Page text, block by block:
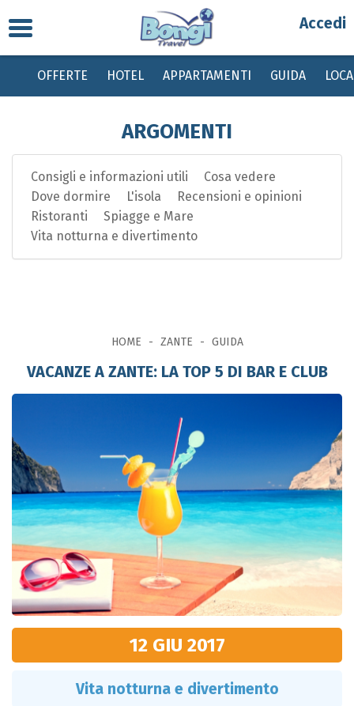
Toggle
OFFERTE HOTEL APPARTAMENTI GUIDA
Partenza
Periodo
Passeggeri
Bambini gratis da 0 a 2 anni, dai 2 ai 12 anni sconto del 20% su quota base
con tasse invariate
ARGOMENTI
Consigli e informazioni utili
Cosa vedere
Dove dormire
L'isola
Recensioni e opinioni
Ristoranti
Spiagge e Mare
Vita notturna e divertimento
HOME ZANTE GUIDA
VACANZE A ZANTE: LA TOP 5 DI BAR E CLUB
12 GIU 2017
Vita notturna e divertimento